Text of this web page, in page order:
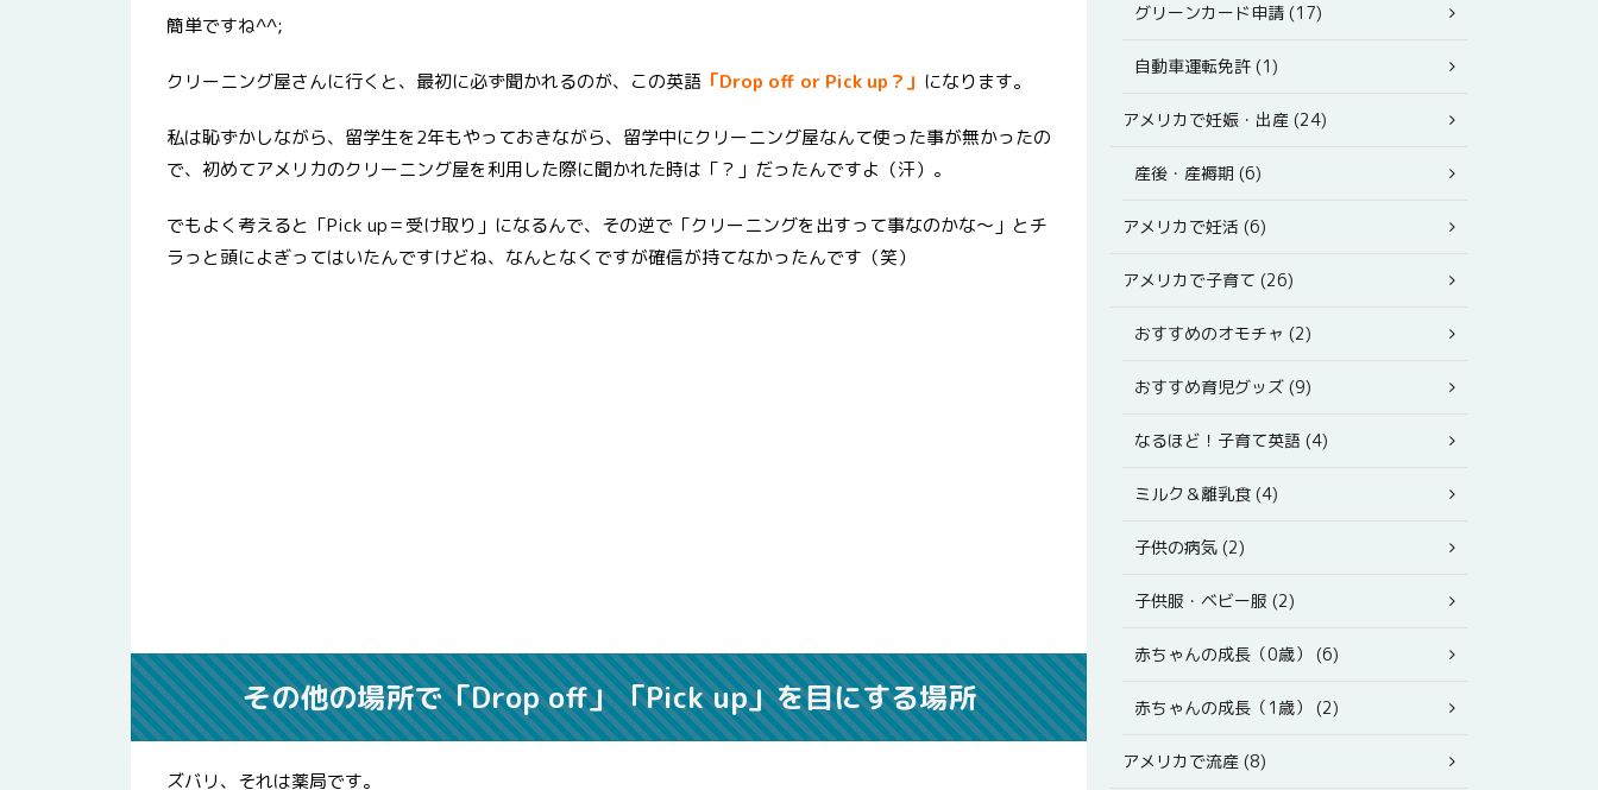
簡単ですね^^;
クリーニング屋さんに行くと、最初に必ず聞かれるのが、この英語 「Drop off or Pick up？」 になります。
私は恥ずかしながら、留学生を2年もやっておきながら、留学中にクリーニング屋なんて使った事が無かったの
で、初めてアメリカのクリーニング屋を利用した際に聞かれた時は「？」だったんですよ（汗）。
でもよく考えると「Pick up＝受け取り」になるんで、その逆で「クリーニングを出すって事なのかな〜」とチ
ラっと頭によぎってはいたんですけどね、なんとなくですが確信が持てなかったんです（笑）
その他の場所で「Drop off」「Pick up」を目にする場所
ズバリ、それは薬局です。
グリーンカード申請 (17)
自動車運転免許 (1)
アメリカで妊娠・出産 (24)
産後・産褥期 (6)
アメリカで妊活 (6)
アメリカで子育て (26)
おすすめのオモチャ (2)
おすすめ育児グッズ (9)
なるほど！子育て英語 (4)
ミルク＆離乳食 (4)
子供の病気 (2)
子供服・ベビー服 (2)
赤ちゃんの成長（0歳） (6)
赤ちゃんの成長（1歳） (2)
アメリカで流産 (8)